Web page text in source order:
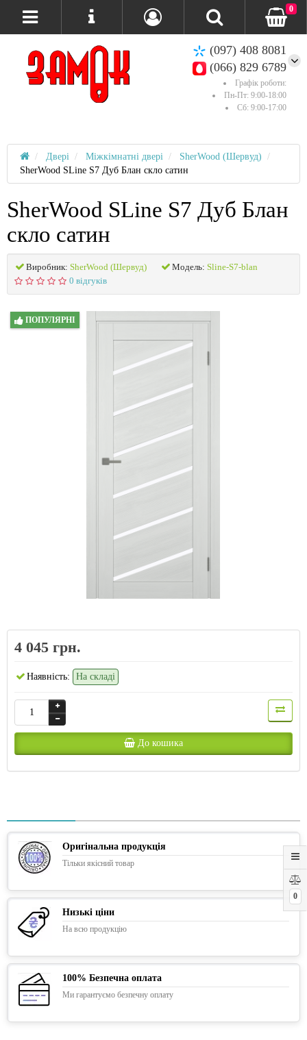
0
(097) 408 8081
(066) 829 6789
Графік роботи:
Пн-Пт: 9:00-18:00
Сб: 9:00-17:00
0
Двері Міжкімнатні двері
SherWood (Шервуд)
SherWood SLine S7 Дуб Блан скло сатин
SherWood SLine S7 Дуб Блан
скло сатин
Виробник: SherWood (Шервуд) Модель: Sline-S7-blan
0 відгуків
ПОПУЛЯРНІ
4 045 грн.
Наявність: На складі
До кошика
Оригінальна продукція
Тільки якісний товар
Низькі ціни
На всю продукцію
100% Безпечна оплата
Ми гарантуємо безпечну оплату